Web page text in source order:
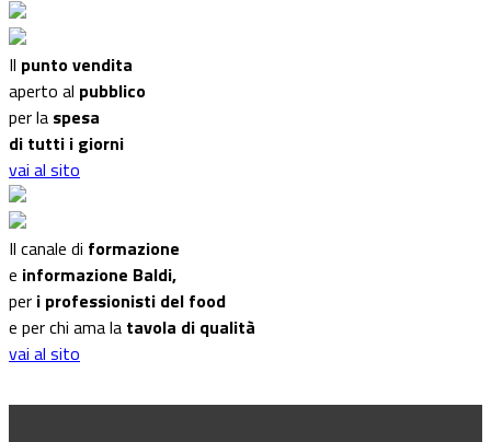
Il punto vendita
aperto al pubblico
per la spesa
di tutti i giorni
vai al sito
Il canale di formazione
e informazione Baldi,
per i professionisti del food
e per chi ama la tavola di qualità
vai al sito